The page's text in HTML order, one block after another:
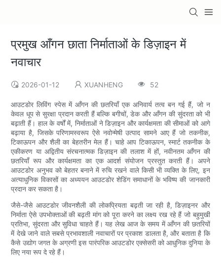
प्रमुख आँगन छाता निर्माताओं के डिज़ाइन में
नवाचार
2026-01-12 XUANHENG 52
आउटडोर लिविंग स्पेस में आँगन की छतरियाँ एक अनिवार्य तत्व बन गई हैं, जो न
केवल धूप से सुरक्षा प्रदान करती हैं बल्कि बगीचों, डेक और आँगन की सुंदरता को भी
बढ़ाती हैं। हाल के वर्षों में, निर्माताओं ने डिज़ाइन और कार्यक्षमता की सीमाओं को आगे
बढ़ाया है, जिसके परिणामस्वरूप ऐसे नवोन्मेषी उत्पाद सामने आए हैं जो तकनीक,
टिकाऊपन और शैली का बेहतरीन मेल हैं। चाहे आप टिकाऊपन, स्मार्ट तकनीक के
एकीकरण या अद्वितीय संरचनात्मक डिज़ाइन की तलाश में हों, नवीनतम आँगन की
छतरियाँ रूप और कार्यक्षमता का एक आदर्श संयोजन प्रस्तुत करती हैं। अपने
आउटडोर अनुभव को बेहतर बनाने में रुचि रखने वाले किसी भी व्यक्ति के लिए, इन
अत्याधुनिक विकासों का अध्ययन आउटडोर शेडिंग समाधानों के भविष्य की जानकारी
प्रदान कर सकता है।
जैसे-जैसे आउटडोर जीवनशैली की लोकप्रियता बढ़ती जा रही है, डिज़ाइनर और
निर्माता ऐसे उपभोक्ताओं की बढ़ती मांग को पूरा करने का लक्ष्य रख रहे हैं जो बहुमुखी
प्रतिभा, सुंदरता और सुविधा चाहते हैं। यह लेख आज के समय में आँगन की छतरियों
में देखे जाने वाले सबसे प्रभावशाली नवाचारों पर प्रकाश डालता है, और बताता है कि
कैसे उद्योग जगत के अग्रणी इस पारंपरिक आउटडोर एक्सेसरी को आधुनिक दुनिया के
लिए नया रूप दे रहे हैं।